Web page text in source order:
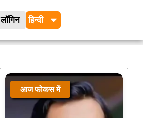
लॉगिन
आज फोकस में